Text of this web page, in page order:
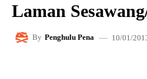
Laman
By Penghulu Pena 10/01/